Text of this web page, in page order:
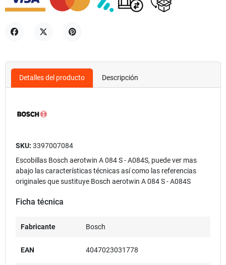
Detalles del producto Descripción
SKU: 3397007084
Escobillas Bosch aerotwin A 084 S - A084S, puede ver mas
abajo las características técnicas así como las referencias
originales que sustituye Bosch aerotwin A 084 S - A084S
Ficha técnica
Fabricante Bosch
EAN 4047023031778